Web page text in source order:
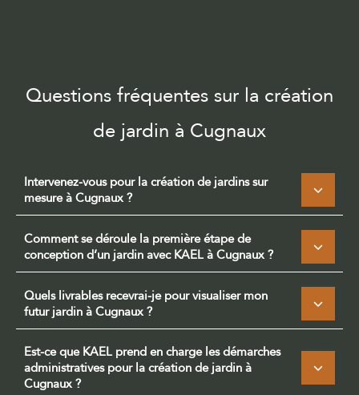
Questions fréquentes sur la création
de jardin à Cugnaux
Intervenez-vous pour la création de jardins sur
mesure à Cugnaux ?
Comment se déroule la première étape de
conception d’un jardin avec KAEL à Cugnaux ?
Quels livrables recevrai-je pour visualiser mon
futur jardin à Cugnaux ?
Est-ce que KAEL prend en charge les démarches
administratives pour la création de jardin à
Cugnaux ?